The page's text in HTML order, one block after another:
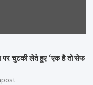
पर चुटकी लेते हुए ‘एक है तो सेफ